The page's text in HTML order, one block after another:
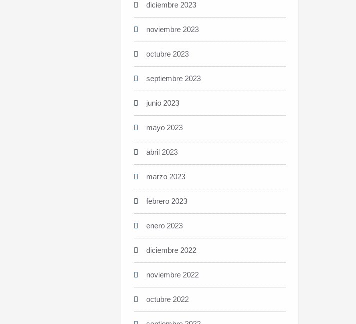
diciembre 2023
noviembre 2023
octubre 2023
septiembre 2023
junio 2023
mayo 2023
abril 2023
marzo 2023
febrero 2023
enero 2023
diciembre 2022
noviembre 2022
octubre 2022